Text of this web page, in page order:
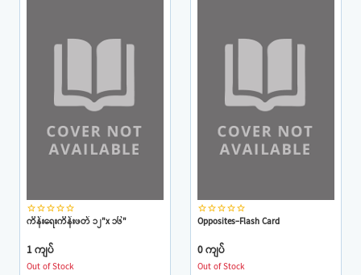
star_borderstar_borderstar_borderstar_borderstar_border
ကိန်းရေးကိန်းဖတ် ၁၂"x ၁၆"
1 ကျပ်
Out of Stock
star_borderstar_borderstar_borderstar_borderstar_border
Opposites-Flash Card
0 ကျပ်
Out of Stock